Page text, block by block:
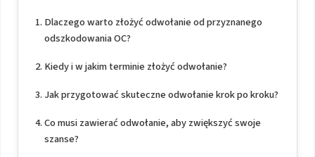
Dlaczego warto złożyć odwołanie od przyznanego
odszkodowania OC?
Kiedy i w jakim terminie złożyć odwołanie?
Jak przygotować skuteczne odwołanie krok po kroku?
Co musi zawierać odwołanie, aby zwiększyć swoje
szanse?